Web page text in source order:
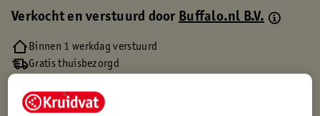
Verkocht en verstuurd doorBuffalo.nl B.V.
Binnen 1 werkdag verstuurd
Gratis thuisbezorgd
Gratis punten met je Kruidvat kaart